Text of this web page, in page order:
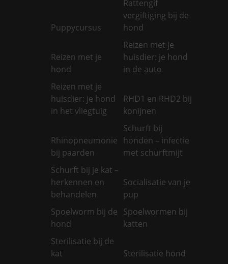
Puppycursus
Rattengif
vergiftiging bij de
hond
Reizen met je
hond
Reizen met je
huisdier: je hond
in de auto
Reizen met je
huisdier: je hond
in het vliegtuig
RHD1 en RHD2 bij
konijnen
Rhinopneumonie
bij paarden
Schurft bij
honden – infectie
met schurftmijt
Schurft bij je kat –
herkennen en
behandelen
Socialisatie van je
pup
Spoelworm bij de
hond
Spoelwormen bij
katten
Sterilisatie bij de
kat
Sterilisatie hond